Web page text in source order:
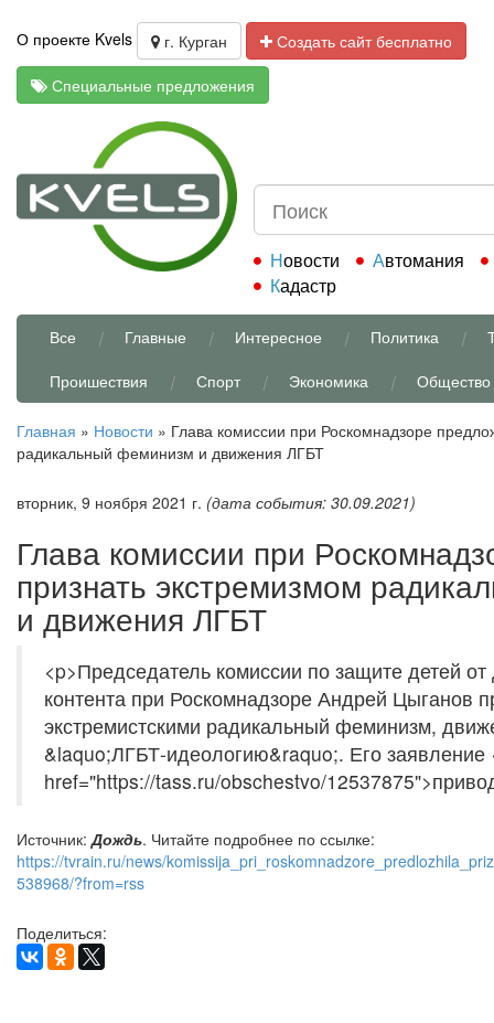
О проекте Kvels г. Курган
Создать сайт бесплатно
Специальные предложения
Новости
Автомания
Кадастр
Все Главные Интересное Политика
Проишествия
Спорт Экономика Общество
Главная » Новости » Глава комиссии при Роскомнадзоре
радикальный феминизм и движения ЛГБТ
вторник, 9 ноября 2021 г. (дата события: 30.09.2021)
Глава комиссии при
признать экстремизмом
и движения ЛГБТ
<p>Председатель комиссии по защите детей от
контента при Роскомнадзоре Андрей Цыганов
экстремистскими радикальный феминизм,
&laquo;ЛГБТ-идеологию&raquo;. Его заявление
href="https://tass.ru/obschestvo/
Источник:Дождь. Читайте подробнее по ссылке:
https://tvrain.ru/news/
538968/?from=rss
Поделиться: